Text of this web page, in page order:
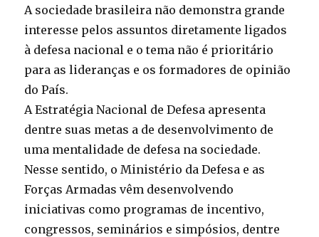
A sociedade brasileira não demonstra grande
interesse pelos assuntos diretamente ligados
à defesa nacional e o tema não é prioritário
para as lideranças e os formadores de opinião
do País.
A Estratégia Nacional de Defesa apresenta
dentre suas metas a de desenvolvimento de
uma mentalidade de defesa na sociedade.
Nesse sentido, o Ministério da Defesa e as
Forças Armadas vêm desenvolvendo
iniciativas como programas de incentivo,
congressos, seminários e simpósios, dentre